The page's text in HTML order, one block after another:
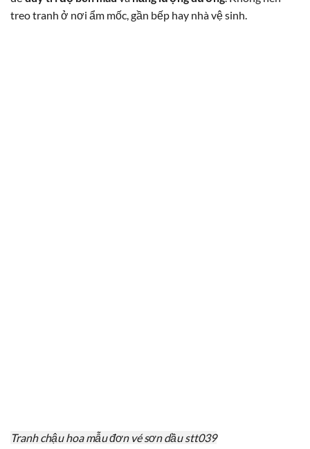
treo tranh ở nơi ẩm mốc, gần bếp hay nhà vệ sinh.
Tranh chậu hoa mẫu đơn vé sơn dầu stt039